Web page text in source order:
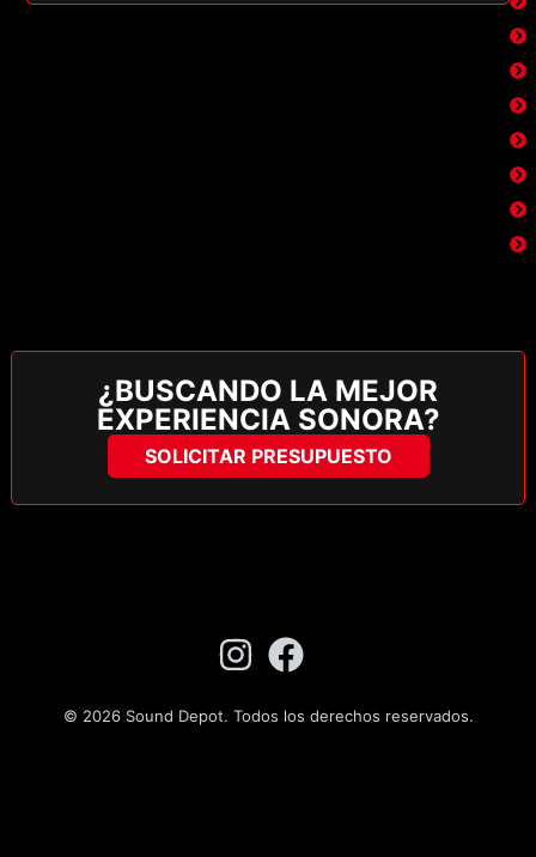
¿BUSCANDO LA MEJOR
EXPERIENCIA SONORA?
SOLICITAR PRESUPUESTO
© 2026 Sound Depot. Todos los derechos reservados.